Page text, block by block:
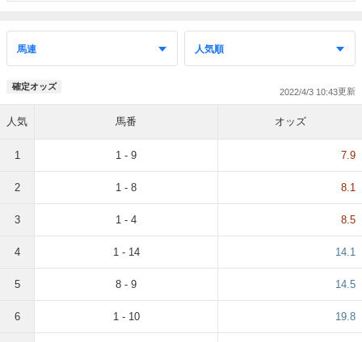
確定オッズ
2022/4/3 10:43
人気 馬番 オッズ
1 1 - 9 7.9
2 1 - 8 8.1
3 1 - 4 8.5
4 1 - 14 14.1
5 8 - 9 14.5
6 1 - 10 19.8